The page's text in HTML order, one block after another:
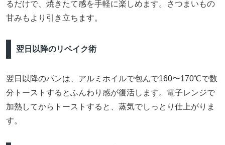
るだけで、焼きたて感を手軽に楽しめます。さつまいもの
甘みもより引き立ちます。
翌日以降のリベイク術
翌日以降のパンは、アルミホイルで包んで160〜170℃で数
分トーストするとふんわり感が復活します。電子レンジで
加熱してからトーストすると、蒸気でしっとり仕上がりま
す。